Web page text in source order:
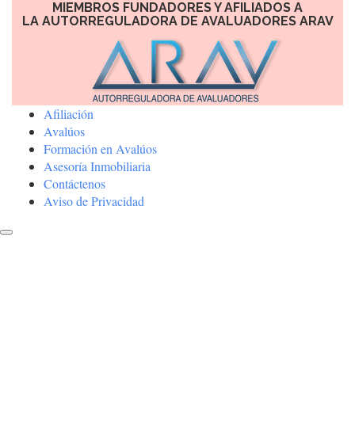
MIEMBROS FUNDADORES Y AFILIADOS A
LA AUTORREGULADORA DE AVALUADORES ARAV
Afiliación
Avalúos
Formación en Avalúos
Asesoría Inmobiliaria
Contáctenos
Aviso de Privacidad